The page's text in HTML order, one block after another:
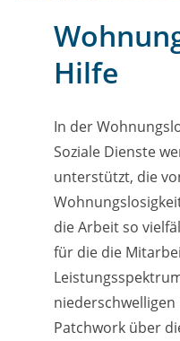
Hilfe
In der
Soziale Dienste
unterstützt, die
die Arbeit so
für die die
niederschwelligen
Patchwork über